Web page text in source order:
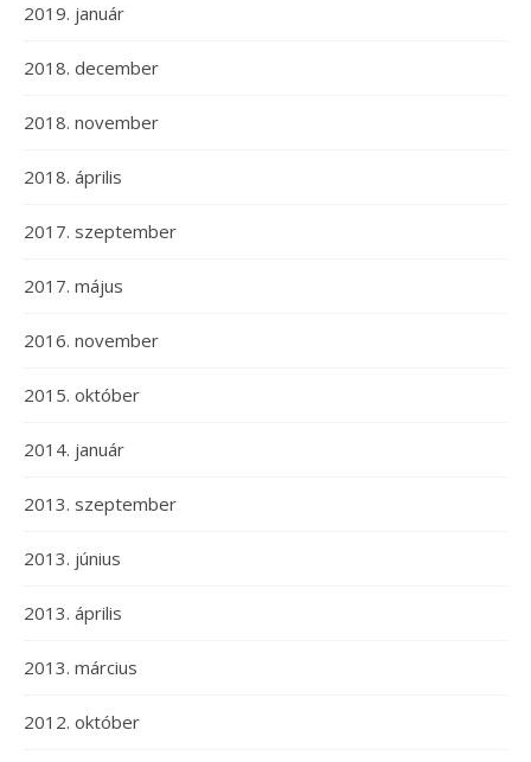
2019. január
2018. december
2018. november
2018. április
2017. szeptember
2017. május
2016. november
2015. október
2014. január
2013. szeptember
2013. június
2013. április
2013. március
2012. október